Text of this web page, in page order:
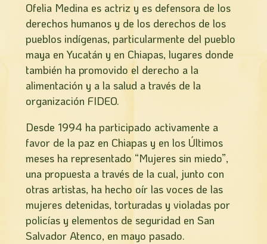
Ofelia Medina es actriz y es defensora de los
derechos humanos y de los derechos de los
pueblos indígenas, particularmente del pueblo
maya en Yucatán y en Chiapas, lugares donde
también ha promovido el derecho a la
alimentación y a la salud a través de la
organización FIDEO.
Desde 1994 ha participado activamente a
favor de la paz en Chiapas y en los Últimos
meses ha representado “Mujeres sin miedo”,
una propuesta a través de la cual, junto con
otras artistas, ha hecho oí­r las voces de las
mujeres detenidas, torturadas y violadas por
policías y elementos de seguridad en San
Salvador Atenco, en mayo pasado.